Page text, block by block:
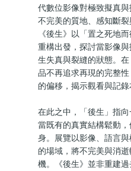
代數位影像對極致擬真
不完美的質地、感知斷裂
《後生》以「置之死地
重構出發，探討當影像
生失真與裂縫的狀態。
品不再追求再現的完整
的偏移，揭示觀看與記錄
在此之中，「後生」指
當既有的真實結構鬆動
身。展覽以影像、語言
的場域，將不完美與消
機。《後生》並非重建